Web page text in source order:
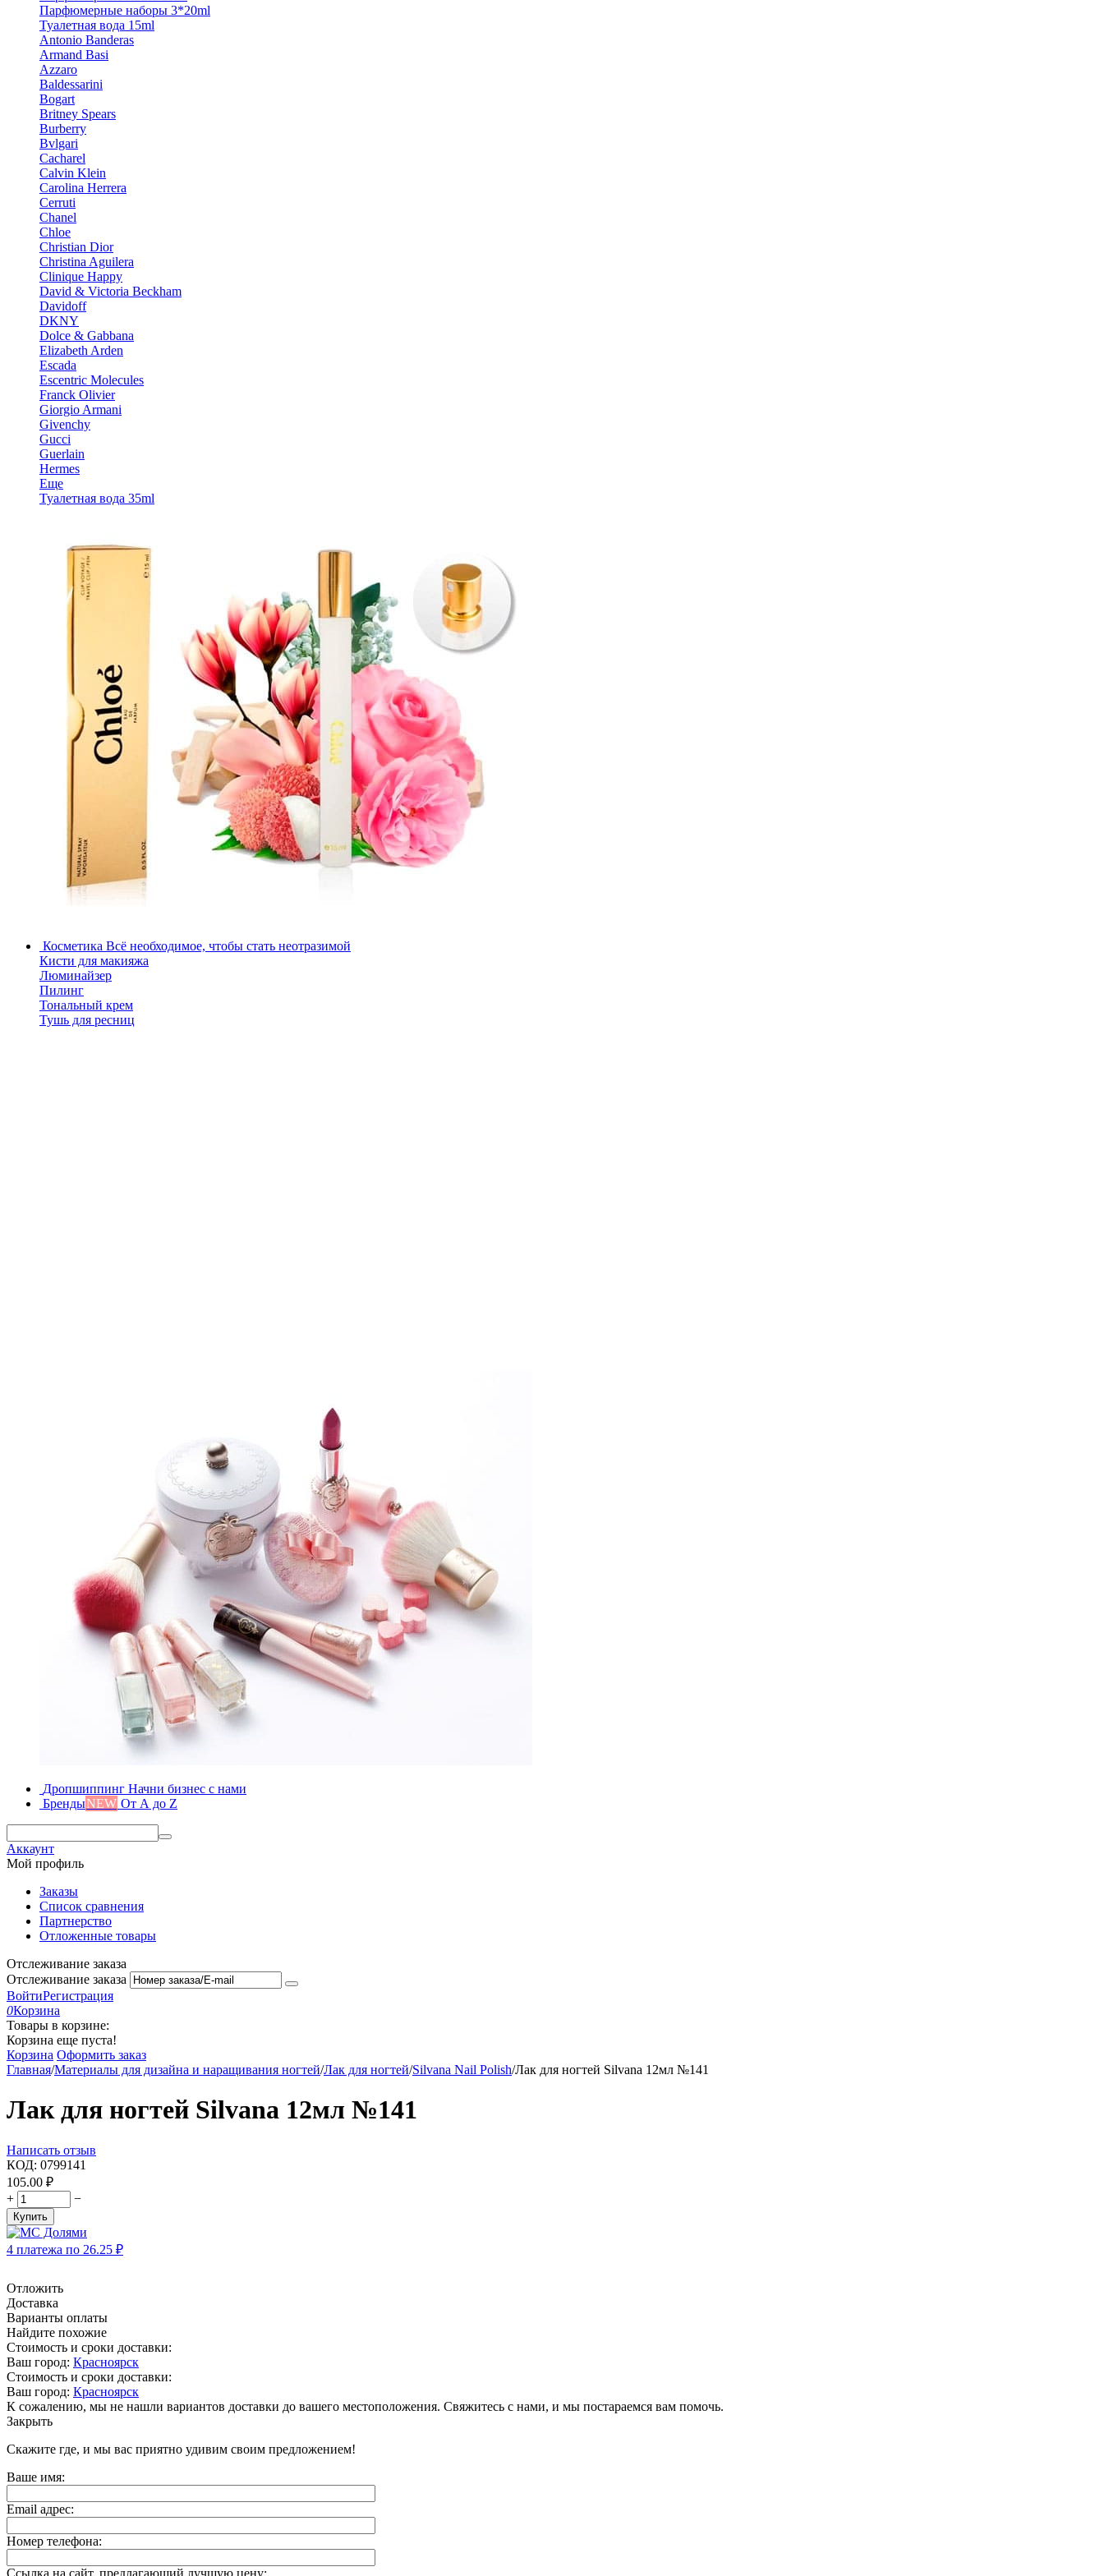
Парфюмерные наборы 3*20ml
Туалетная вода 15ml
Antonio Banderas
Armand Basi
Azzaro
Baldessarini
Bogart
Britney Spears
Burberry
Bvlgari
Cacharel
Calvin Klein
Carolina Herrera
Cerruti
Chanel
Chloe
Christian Dior
Christina Aguilera
Clinique Happy
David & Victoria Beckham
Davidoff
DKNY
Dolce & Gabbana
Elizabeth Arden
Escada
Escentric Molecules
Franck Olivier
Giorgio Armani
Givenchy
Gucci
Guerlain
Hermes
Еще
Туалетная вода 35ml
Косметика Всё необходимое, чтобы стать неотразимой
Кисти для макияжа
Люминайзер
Пилинг
Тональный крем
Тушь для ресниц
Дропшиппинг Начни бизнес с нами
БрендыNEW От А до Z
Аккаунт
Мой профиль
Заказы
Список сравнения
Партнерство
Отложенные товары
Отслеживание заказа
Отслеживание заказа
ВойтиРегистрация
0Корзина
Товары в корзине:
Корзина еще пуста!
Корзина Оформить заказ
Главная/Материалы для дизайна и наращивания ногтей/Лак для ногтей/Silvana Nail Polish/Лак для ногтей Silvana 12мл №141
Лак для ногтей Silvana 12мл №141
Написать отзыв
КОД: 0799141
105.00 ₽
+
−
Купить
4 платежа по 26.25 ₽
Отложить
Доставка
Варианты оплаты
Найдите похожие
Стоимость и сроки доставки:
Ваш город: Красноярск
Стоимость и сроки доставки:
Ваш город: Красноярск
К сожалению, мы не нашли вариантов доставки до вашего местоположения. Свяжитесь с нами, и мы постараемся вам помочь.
Закрыть
Скажите где, и мы вас приятно удивим своим предложением!
Ваше имя:
Email адрес:
Номер телефона:
Ссылка на сайт, предлагающий лучшую цену: